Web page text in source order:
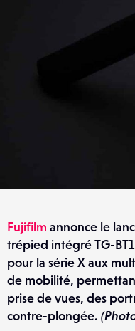
Fujifilm annonce le
trépied intégré TG-
pour la série X aux
de mobilité,
prise de vues, des
contre-plongée.